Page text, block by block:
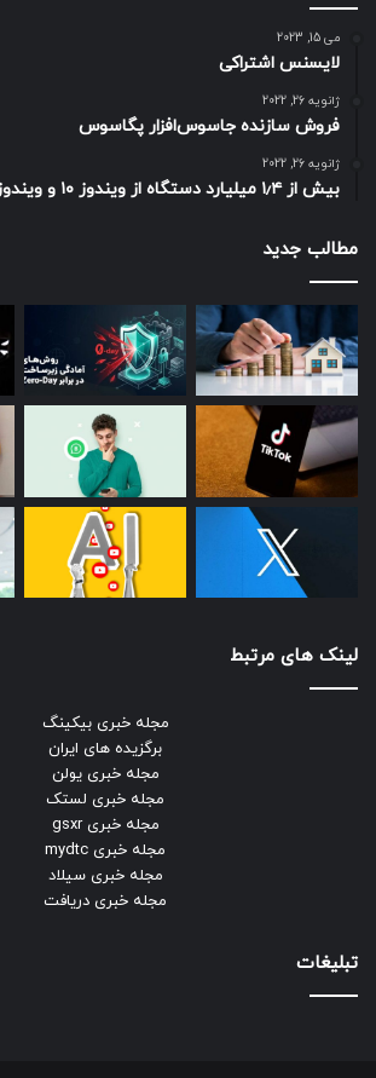
می 15, 2023
لایسنس اشتراکی
ژانویه 26, 2022
فروش سازنده جاسوس‌افزار پگاسوس
ژانویه 26, 2022
بیش از ۱٫۴ میلیارد دستگاه از ویندوز ۱۰ و ویندوز ۱۱ استفاده می‌کنند
مطالب جدید
لینک های مرتبط
مجله خبری بیکینگ
برگزیده های ایران
مجله خبری یولن
مجله خبری لستک
مجله خبری gsxr
مجله خبری mydtc
مجله خبری سیلاد
مجله خبری دریافت
تبلیغات